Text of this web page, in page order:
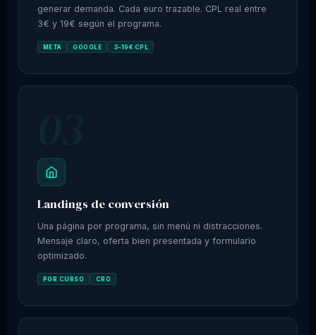
generar demanda. Cada euro trazable. CPL real entre
3€ y 19€ según el programa.
META GOOGLE 3–19€ CPL
Landings de conversión
Una página por programa, sin menú ni distracciones.
Mensaje claro, oferta bien presentada y formulario
optimizado.
POR CURSO CRO